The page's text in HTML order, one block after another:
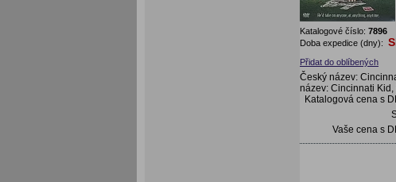
Katalogové číslo: 7896
Doba expedice (dny):
Přidat do oblíbených
Český název:
název: Cincinnati
Katalogová cena s
Vaše cena s